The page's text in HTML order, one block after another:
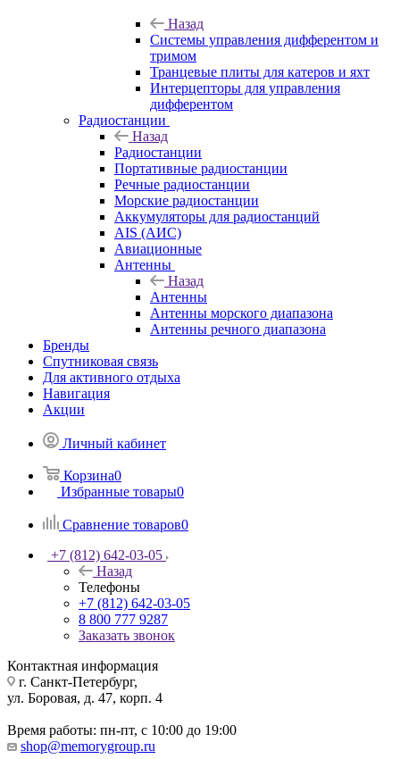
Назад
Системы управления дифферентом и
тримом
Транцевые плиты для катеров и яхт
Интерцепторы для управления
дифферентом
Радиостанции
Назад
Радиостанции
Портативные радиостанции
Речные радиостанции
Морские радиостанции
Аккумуляторы для радиостанций
AIS (АИС)
Авиационные
Антенны
Назад
Антенны
Антенны морского диапазона
Антенны речного диапазона
Бренды
Спутниковая связь
Для активного отдыха
Навигация
Акции
Личный кабинет
Корзина0
Избранные товары0
Сравнение товаров0
+7 (812) 642-03-05
Назад
Телефоны
+7 (812) 642-03-05
8 800 777 9287
Заказать звонок
Контактная информация
г. Санкт-Петербург,
ул. Боровая, д. 47, корп. 4
Время работы: пн-пт, с 10:00 до 19:00
shop@memorygroup.ru